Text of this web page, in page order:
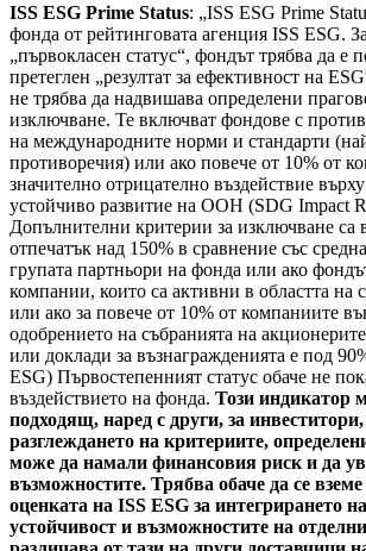
ISS ESG Prime Status: „ISS ESG Prime
фонда от рейтинговата агенция ISS ESG.
„първокласен статус“, фондът трябва да е
претеглен „резултат за ефективност на
не трябва да надвишава определени
изключване. Те включват фондове с
на международните норми и стандарти
противоречия) или ако повече от 10% от
значително отрицателно въздействие
устойчиво развитие на ООН (SDG Impact
Допълнителни критерии за изключване са
отпечатък над 150% в сравнение със
групата партньори на фонда или ако
компании, които са активни в областта на
или ако за повече от 10% от компаниите
одобрението на събранията на
или доклади за възнагражденията е под
ESG) Първостепенният статус обаче не
въздействието на фонда. Този индикатор
подходящ, наред с други, за
разглеждането на критериите,
може да намали финансовия риск и да
възможностите. Трябва обаче да се
оценката на ISS ESG за интегрирането
устойчивост и възможностите на